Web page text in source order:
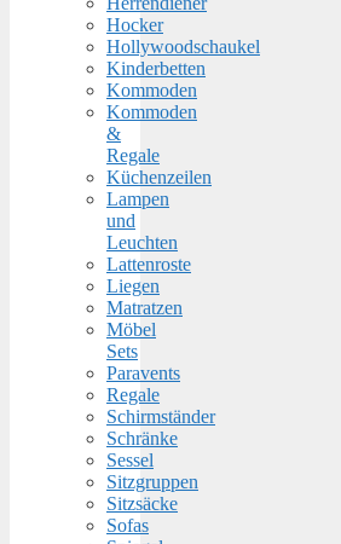
Hocker
Hollywoodschaukel
Kinderbetten
Kommoden
Kommoden
&
Regale
Küchenzeilen
Lampen
und
Leuchten
Lattenroste
Liegen
Matratzen
Möbel
Sets
Paravents
Regale
Schirmständer
Schränke
Sessel
Sitzgruppen
Sitzsäcke
Sofas